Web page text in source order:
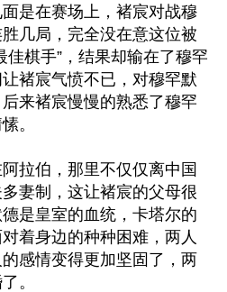
是在赛场上，褚宸对战穆
几局，完全没在意这位被
佳棋手”，结果却输在了穆罕
褚宸气愤不已，对穆罕默
来褚宸慢慢的熟悉了穆罕
。
拉伯，那里不仅仅离中国
妻制，这让褚宸的父母很
是皇室的血统，卡塔尔的
着身边的种种困难，两人
感情变得更加坚固了，两
。